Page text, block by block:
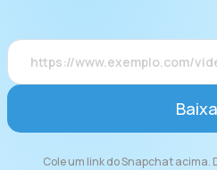
Cole um link do Snapchat